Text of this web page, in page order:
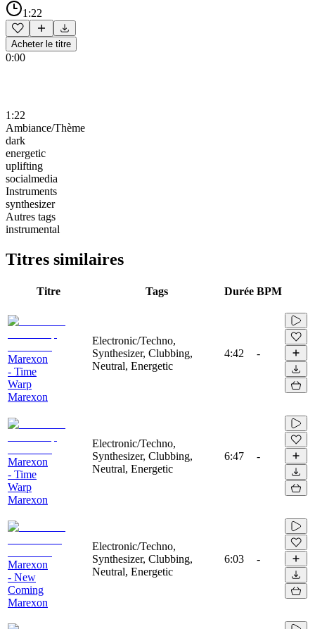
1:22
Acheter le titre
0:00
1:22
Ambiance/Thème
dark
energetic
uplifting
socialmedia
Instruments
synthesizer
Autres tags
instrumental
Titres similaires
Titre Tags Durée BPM
Marexon
- Time
Warp
Marexon
Electronic/Techno,
Synthesizer, Clubbing,
Neutral, Energetic
4:42 -
Marexon
- Time
Warp
Marexon
Electronic/Techno,
Synthesizer, Clubbing,
Neutral, Energetic
6:47 -
Marexon
- New
Coming
Marexon
Electronic/Techno,
Synthesizer, Clubbing,
Neutral, Energetic
6:03 -